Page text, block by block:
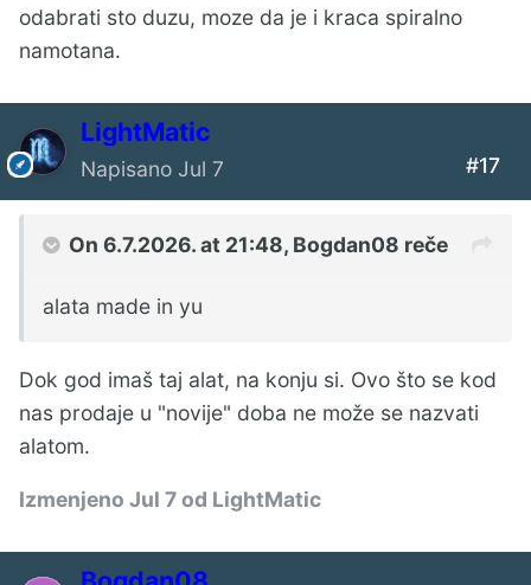
odabrati sto duzu, moze da je i kraca spiralno
namotana.
LightMatic
Napisano Jul 7 #17
On 6.7.2026. at 21:48, Bogdan08 reče
alata made in yu
Dok god imaš taj alat, na konju si. Ovo što se kod
nas prodaje u "novije" doba ne može se nazvati
alatom.
Izmenjeno Jul 7od LightMatic